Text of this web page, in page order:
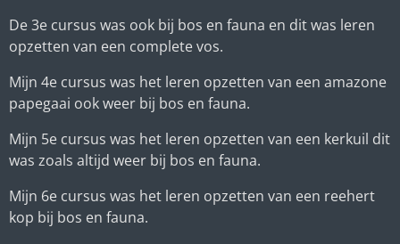
De 3e cursus was ook bij bos en fauna en dit was leren
opzetten van een complete vos.
Mijn 4e cursus was het leren opzetten van een amazone
papegaai ook weer bij bos en fauna.
Mijn 5e cursus was het leren opzetten van een kerkuil dit
was zoals altijd weer bij bos en fauna.
Mijn 6e cursus was het leren opzetten van een reehert
kop bij bos en fauna.